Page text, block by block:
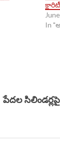
In
పేదల సిలిండర్లపై